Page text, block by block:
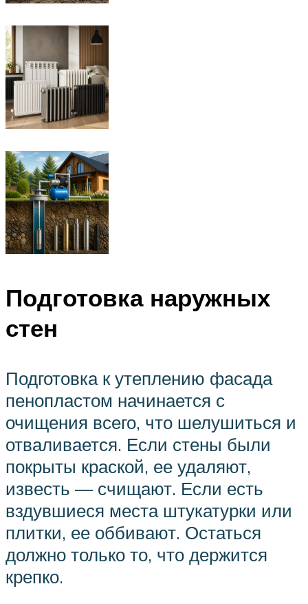
Подготовка наружных
стен
Подготовка к утеплению фасада
пенопластом начинается с
очищения всего, что шелушиться и
отваливается. Если стены были
покрыты краской, ее удаляют,
известь — счищают. Если есть
вздувшиеся места штукатурки или
плитки, ее оббивают. Остаться
должно только то, что держится
крепко.